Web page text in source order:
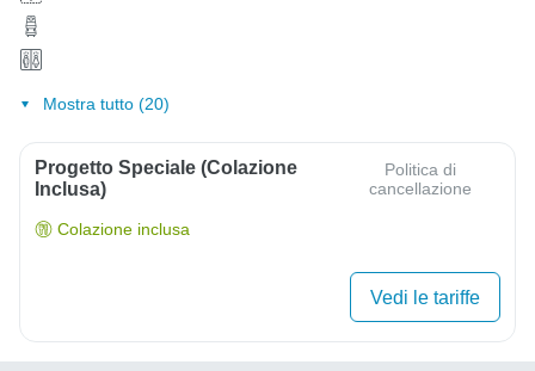
Mostra tutto (20)
Progetto Speciale (colazione
Inclusa)
Politica di
cancellazione
Colazione inclusa
Vedi le tariffe